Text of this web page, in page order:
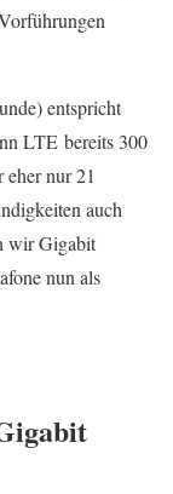
entspricht
LTE bereits 300
nur 21
auch
wir Gigabit
nun als